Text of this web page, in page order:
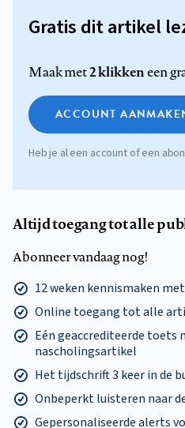
Gratis dit artikel
Maak met2 klikkeneen
ACCOUNT
Heb je al een account of een
Altijd toegang tot alle
Abonneer vandaag nog!
12 weken kennismaken
Online toegang tot alle
Eén geaccrediteerde toets
nascholingsartikel
Het tijdschrift 3 keer in de
Onbeperkt luisteren naar
Gepersonaliseerde alerts